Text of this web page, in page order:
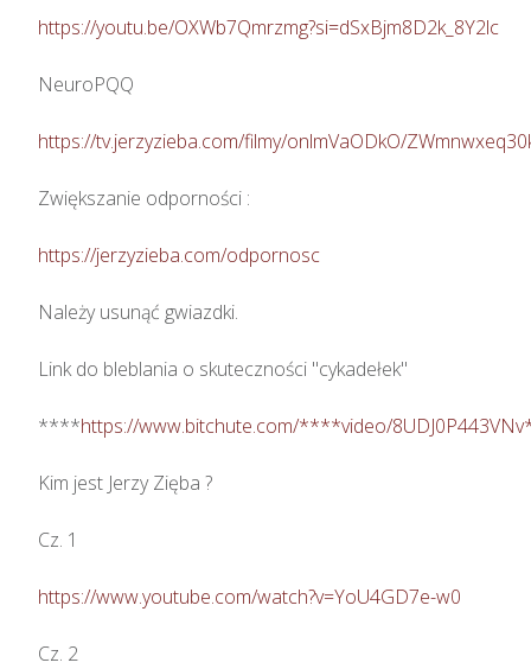
https://youtu.be/OXWb7Qmrzmg?si=dSxBjm8D2k_8Y2lc
NeuroPQQ
https://tv.jerzyzieba.com/filmy/onlmVaODkO/
Zwiększanie odporności :
https://jerzyzieba.com/odpornosc
Należy usunąć gwiazdki.
Link do bleblania o skuteczności "cykadełek"
****https://www.bitchute.com/****video/
Kim jest Jerzy Zięba ?
Cz. 1
https://www.youtube.com/watch?v=YoU4GD7e-w0
Cz. 2